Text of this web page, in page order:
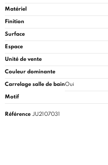
Matériel
Finition
Surface
Espace
Unité de vente
Couleur dominante
Carrelage salle de bainOui
Motif
Référence JU2107031